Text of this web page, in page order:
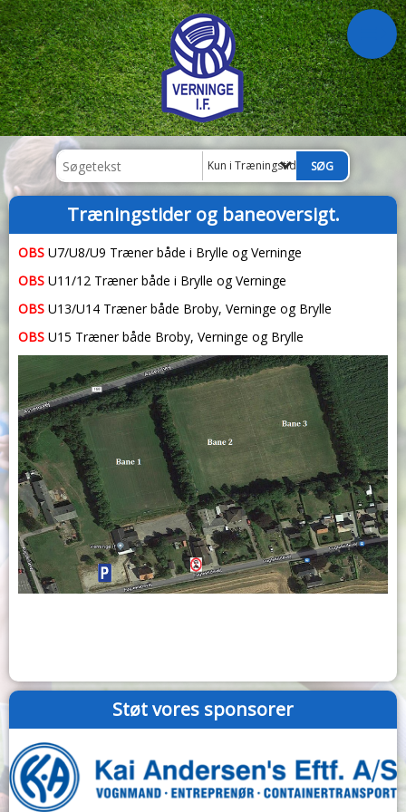
Kun i Træningstider og baneoversigt.
Træningstider og baneoversigt.
OBS U7/U8/U9 Træner både i Brylle og Verninge
OBS U11/12 Træner både i Brylle og Verninge
OBS U13/U14 Træner både Broby, Verninge og Brylle
OBS U15 Træner både Broby, Verninge og Brylle
Støt vores sponsorer